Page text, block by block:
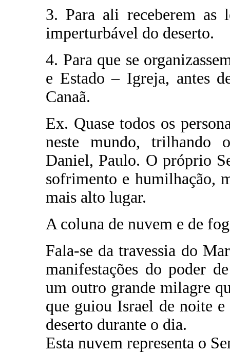
3. Para ali receberem as
imperturbável do deserto.
4. Para que se
e Estado – Igreja, antes
Canaã.
Ex. Quase todos os
neste mundo, trilhando
Daniel, Paulo. O próprio
sofrimento e humilhação,
mais alto lugar.
A coluna de nuvem e de
Fala-se da travessia do
manifestações do poder
um outro grande milagre
que guiou Israel de noite
deserto durante o dia.
Esta nuvem representa o